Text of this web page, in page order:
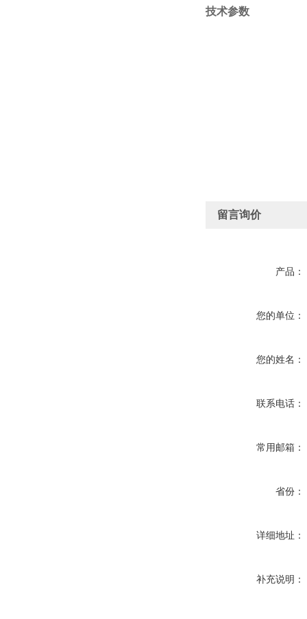
技术参数
留言询价
产品：
您的单位：
您的姓名：
联系电话：
常用邮箱：
省份：
详细地址：
补充说明：